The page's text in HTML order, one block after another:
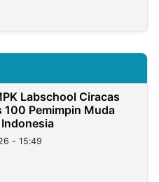
Labschool Ciracas
100 Pemimpin Muda
- 15:49